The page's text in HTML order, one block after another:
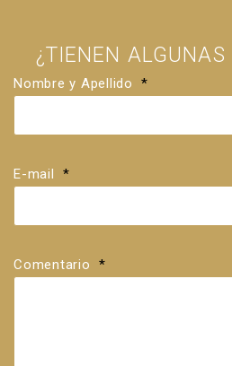
¿TIENEN ALGUNAS
Nombre y Apellido *
E-mail *
Comentario *